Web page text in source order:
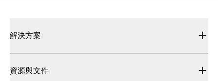
解決方案
資源與文件